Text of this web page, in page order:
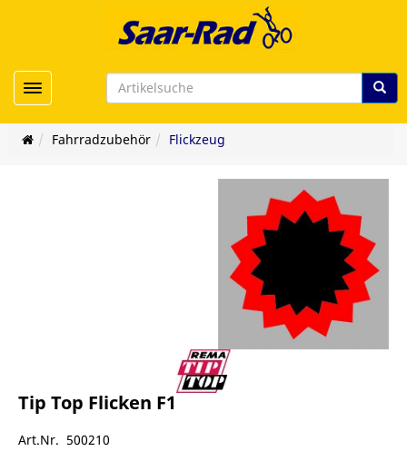
Toggle navigation
Fahrradzubehör Flickzeug
Tip Top Flicken F1
Art.Nr. 500210